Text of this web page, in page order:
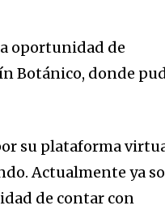
oportunidad de
Botánico, donde
su plataforma
Actualmente ya
de contar con